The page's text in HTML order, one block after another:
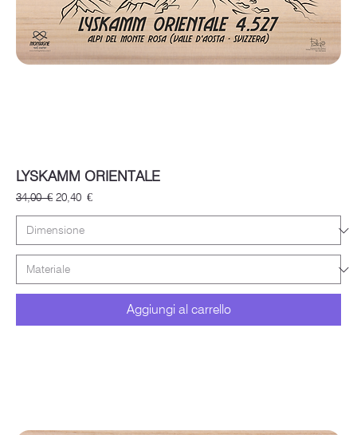
LYSKAMM ORIENTALE
Prezzo regolare
34,00 € Prezzo scontato
20,40 €
Aggiungi al carrello